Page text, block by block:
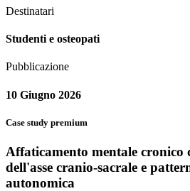
Destinatari
Studenti e osteopati
Pubblicazione
10 Giugno 2026
Case study premium
Affaticamento mentale
dell'asse cranio-sacrale e
autonomica